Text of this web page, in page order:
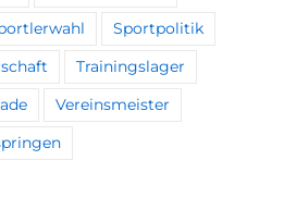
Sportpolitik
Trainingslager
Vereinsmeister